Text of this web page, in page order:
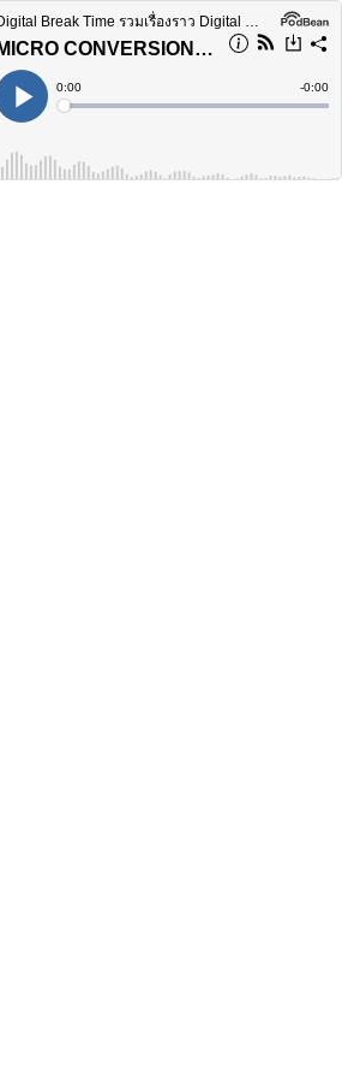
Digital Break Time รวมเรื่องราว Digital Marketing ในทุกแง่มุม
MICRO CONVERSION คืออะไร ทำความรู้จักกับ ไมโครคอนเวอร์ชัน สิ่งเล็ก ๆ ที่ช่วยให้ CRO ดียิ่งขึ้น - DBT022
Play
Current
Time
0:00
Loaded:
Time
-0:00